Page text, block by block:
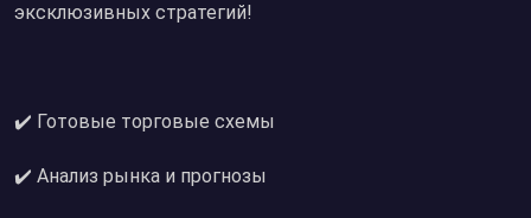
эксклюзивных стратегий!
✔️ Готовые торговые схемы
✔️ Анализ рынка и прогнозы